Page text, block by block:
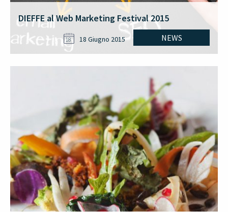
DIEFFE al Web Marketing Festival 2015
NEWS
18 18 Giugno 2015